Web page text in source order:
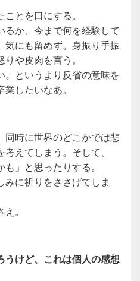
とを口にする。
るか、今まで何を経験して
気にも留めず。身振り手振
や皮肉を言う。
。というより反省の意味を
したいなあ。
同時に世界のどこかでは悲
えてしまう。そして、
」と思ったりする。
に祈りをささげてしま
。
うけど、これは個人の感想